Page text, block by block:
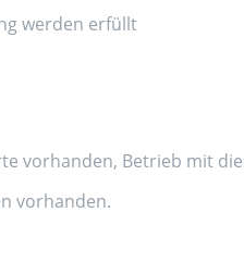
werden erfüllt
vorhanden, Betrieb mit
vorhanden.